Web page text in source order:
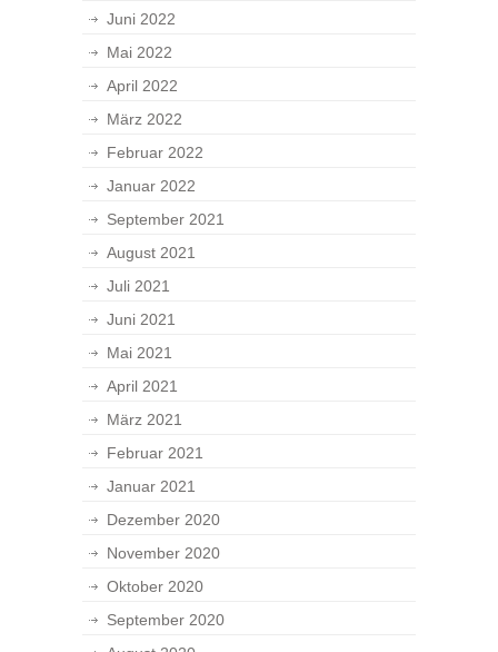
Juni 2022
Mai 2022
April 2022
März 2022
Februar 2022
Januar 2022
September 2021
August 2021
Juli 2021
Juni 2021
Mai 2021
April 2021
März 2021
Februar 2021
Januar 2021
Dezember 2020
November 2020
Oktober 2020
September 2020